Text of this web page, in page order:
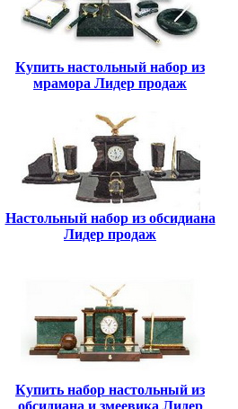
Купить настольный набор из
мрамора Лидер продаж
Настольный набор из обсидиана
Лидер продаж
Купить набор настольный из
обсидиана и змеевика Лидер